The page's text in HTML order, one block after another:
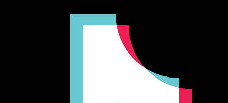
Producător și importator de mobilier în Chișinău. Descoperă